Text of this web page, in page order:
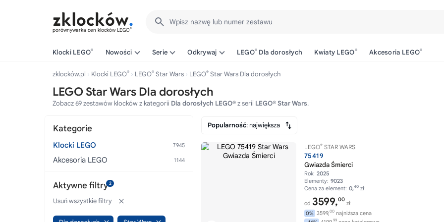
porównywarka cen klocków LEGO®
Wpisz nazwę lub numer zestawu
Klocki LEGO® Nowości Serie Odkrywaj LEGO® Dla dorosłych Kwiaty LEGO® Akcesoria LEGO®
zklocków.pl Klocki LEGO® LEGO® Star Wars LEGO® Star Wars Dla dorosłych
LEGO Star Wars Dla dorosłych
Zobacz 69 zestawów klocków z kategorii Dla dorosłych LEGO®z serii LEGO® Star Wars.
Popularność: największa
LEGO® STAR WARS
75419
Gwiazda Śmierci
Rok: 2025
Elementy: 9023
Cena za element: 0,40 zł
od 3599,00
zł
0% 3599,00 najniższa cena
99
Kategorie
Klocki LEGO
Akcesoria LEGO
Aktywne filtry2
Usuń wszystkie filtry